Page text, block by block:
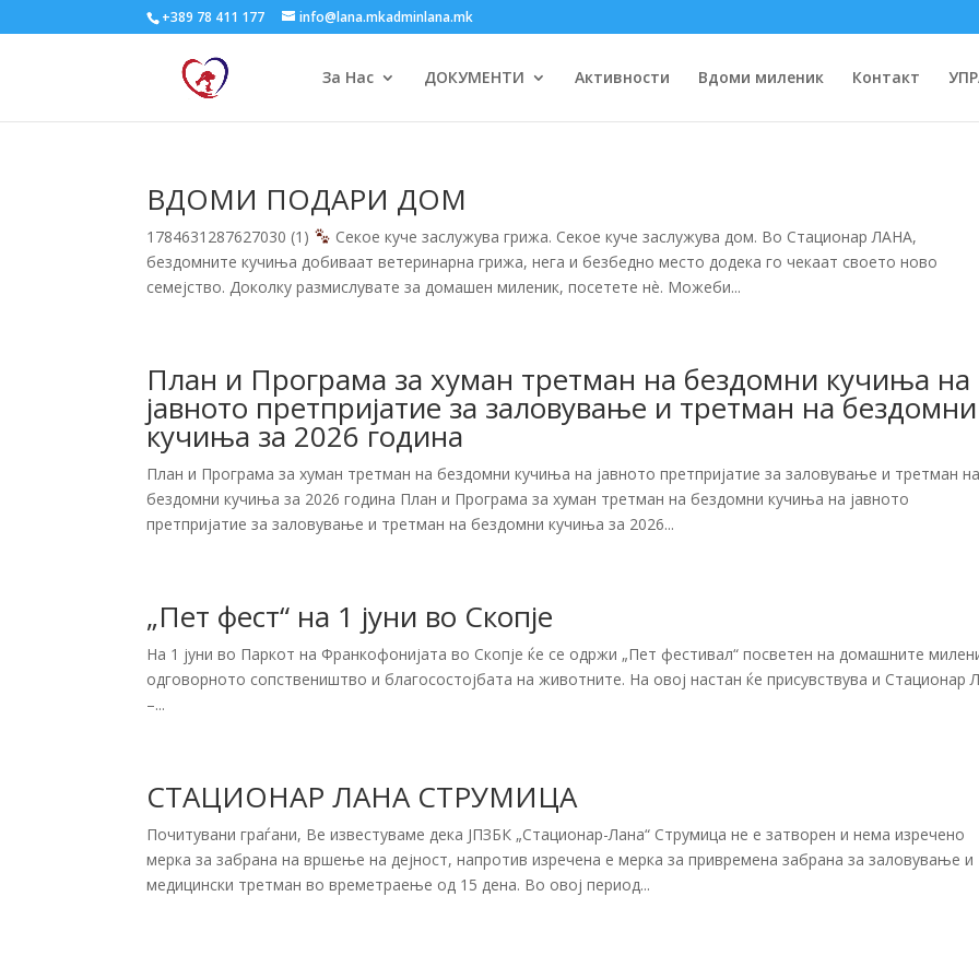
+389 78 411 177 info@lana.mkadminlana.mk
За Нас ДОКУМЕНТИ Активности Вдоми миленик Контакт
ВДОМИ ПОДАРИ ДОМ
1784631287627030 (1)
Секое куче заслужува грижа. Секое куче заслужува дом. Во Стационар ЛАНА,
бездомните кучиња добиваат ветеринарна грижа, нега и безбедно место додека го чекаат своето ново
семејство. Доколку размислувате за домашен миленик, посетете нè. Можеби...
План и Програма за хуман третман на бездомни кучиња на
јавното претпријатие за заловување и третман на бездомни
кучиња за 2026 година
План и Програма за хуман третман на бездомни кучиња на јавното претпријатие за заловување и третман на
бездомни кучиња за 2026 година План и Програма за хуман третман на бездомни кучиња на јавното
претпријатие за заловување и третман на бездомни кучиња за 2026...
„Пет фест“ на 1 јуни во Скопје
На 1 јуни во Паркот на Франкофонијата во Скопје ќе се одржи „Пет фестивал“ посветен на домашните
одговорното сопствеништво и благосостојбата на животните. На овој настан ќе присувствува и Стационар
–...
СТАЦИОНАР ЛАНА СТРУМИЦА
Почитувани граѓани, Ве известуваме дека ЈПЗБК „Стационар-Лана“ Струмица не е затворен и нема изречено
мерка за забрана на вршење на дејност, напротив изречена е мерка за привремена забрана за заловување и
медицински третман во времетраење од 15 дена. Во овој период...